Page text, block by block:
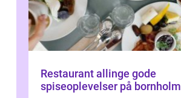
Restaurant allinge gode
spiseoplevelser på bornholm